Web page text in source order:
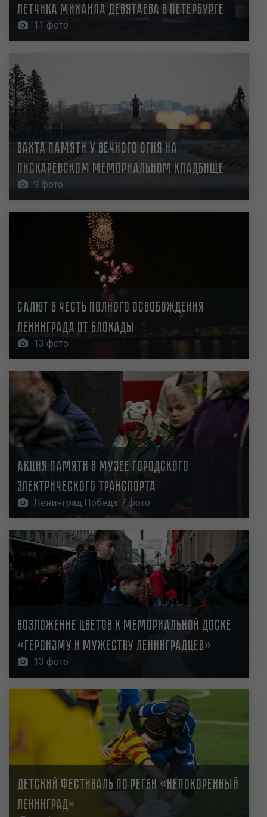
летчика Михаила Девятаева в Петербурге
11 фото
Вахта памяти у Вечного огня на
Пискаревском мемориальном кладбище
9 фото
Салют в честь полного освобождения
Ленинграда от блокады
13 фото
Акция памяти в Музее городского
электрического транспорта
Ленинград.Победа 7 фото
Возложение цветов к мемориальной доске
«Героизму и мужеству ленинградцев»
13 фото
Детский фестиваль по регби «Непокоренный
Ленинград»